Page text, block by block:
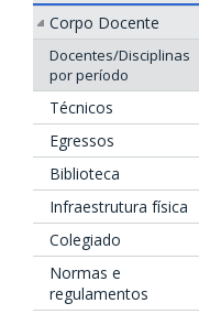
Corpo Docente
Docentes/Disciplinas
por período
Técnicos
Egressos
Biblioteca
Infraestrutura física
Colegiado
Normas e
regulamentos